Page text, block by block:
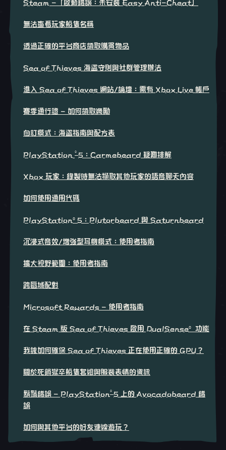
Steam -「啟動錯誤：未安裝 Easy Anti-Cheat」
無法查看玩家船隻名稱
透過正確的平台商店領取購買物品
Sea of Thieves 海盜守則與社群管理辦法
進入 Sea of Thieves 網站/論壇：需有 Xbox Live 帳戶
賽季通行證 - 如何領取獎勵
自訂模式：海盜指南與配方表
PlayStation ® 5：Carmebeard 疑難排解
Xbox 玩家：錄製時無法擷取其他玩家的語音聊天內容
如何使用通用代碼
PlayStation®5：Plutorbeard 與 Saturnbeard
沉浸式音效/增強型耳機模式：使用者指南
擴大視野範圍：使用者指南
跨區域配對
Microsoft Rewards - 使用者指南
在 Steam 版 Sea of Thieves 啟用 DualSense® 功能
我該如何確保 Sea of Thieves 正在使用正確的 GPU？
關於死鎖獄卒船隻套組與服裝表情的資訊
鬍鬚錯誤 - PlayStation® 5 上的 Avocadobeard 錯
誤
如何與其他平台的好友連線遊玩？